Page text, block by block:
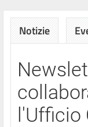
Notizie